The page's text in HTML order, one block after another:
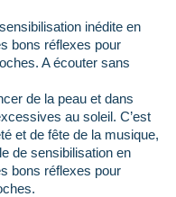
inédite en
bons réflexes pour
A écouter sans
de la peau et dans
au soleil. C’est
et de fête de la musique,
de sensibilisation en
bons réflexes pour